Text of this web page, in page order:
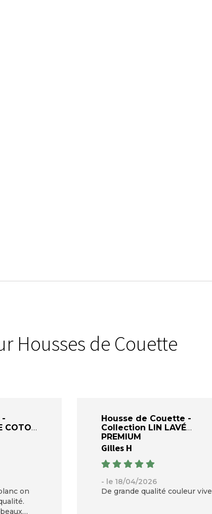
Housses de Couette
-
COTON
on
Housse de Couette -
Collection LIN LAVÉ
PREMIUM
Gilles H
- le 18/04/2026
De grande qualité couleur vive